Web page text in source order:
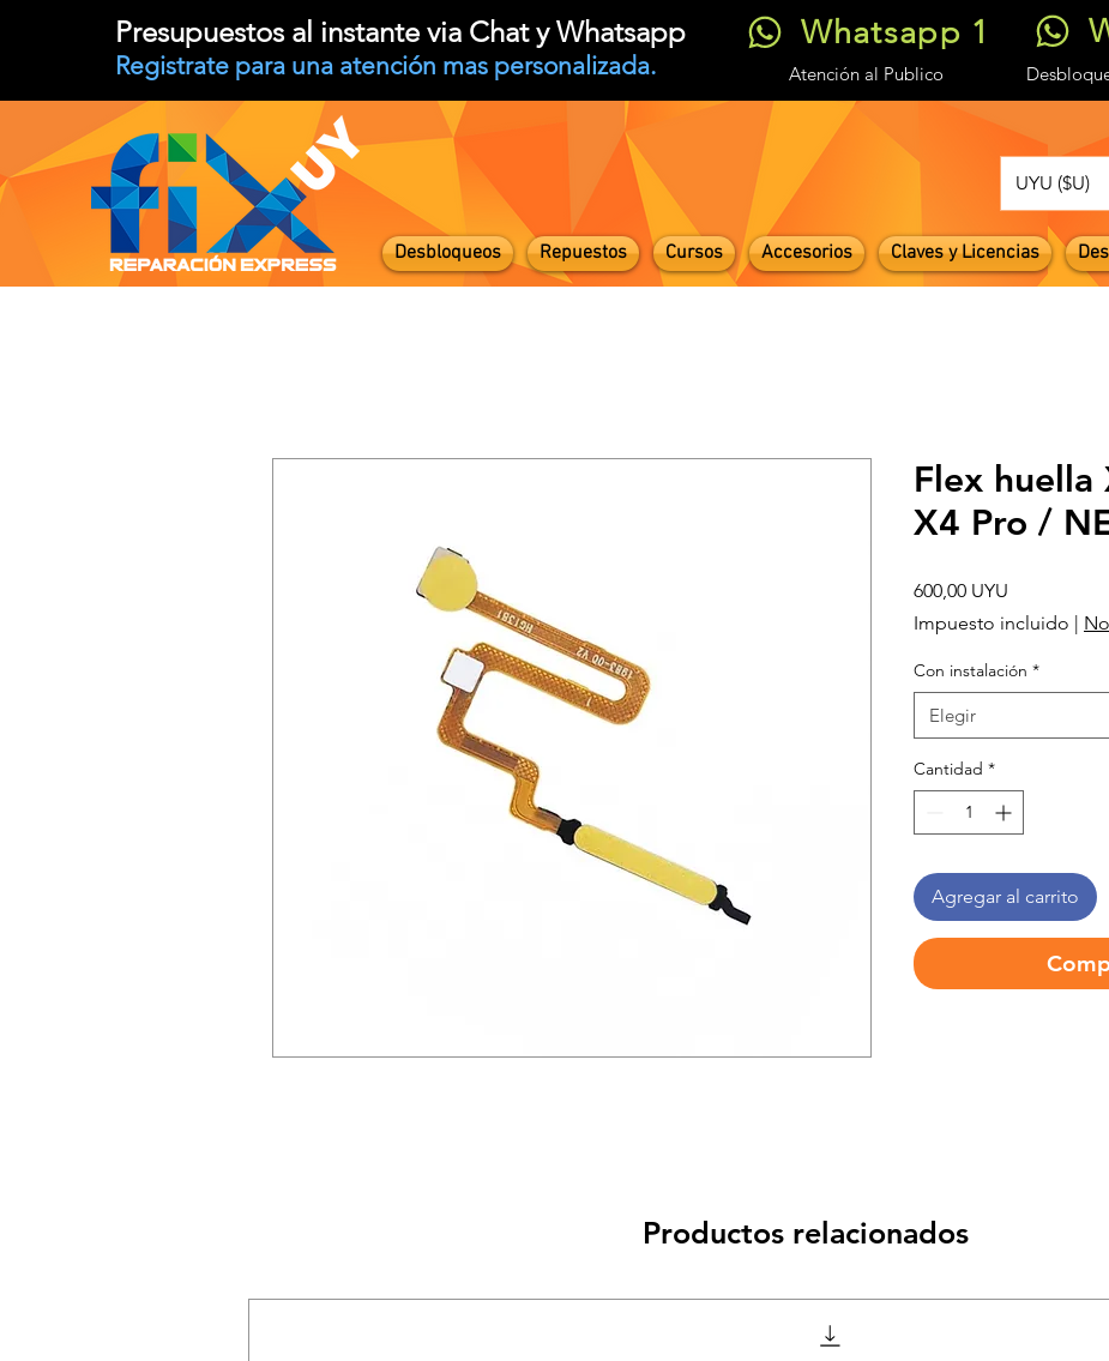
Presupuestos al instante via Chat y Whatsapp
Registrate para una atención mas personalizada.
Whatsapp 1
Atención al Publico
UYU ($U)
Desbloqueos Repuestos Cursos Accesorios Claves y Licencias
Flex huella
X4 Pro /
600,00 UYU
Impuesto incluido |
Con instalación *
Elegir
Cantidad *
Agregar al carrito
Productos relacionados